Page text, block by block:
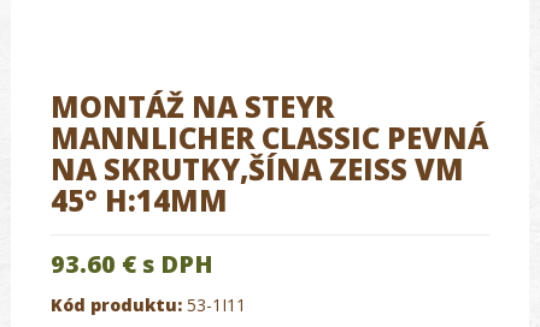
MONTÁŽ NA STEYR
MANNLICHER CLASSIC PEVNÁ
NA SKRUTKY,ŠÍNA ZEISS VM
45° H:14MM
93.60 € s DPH
Kód produktu: 53-1I11